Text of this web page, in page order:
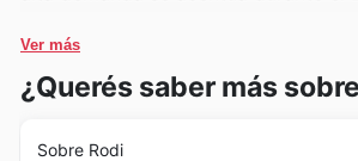
una amplia selección de marcas y
para renovar los suyos
Friday sales . Consulten losRodi
Ver más
¿Querés saber más
Sobre Rodi